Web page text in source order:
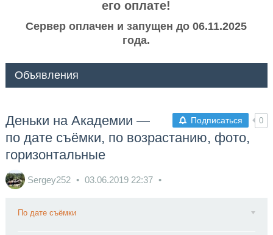
его оплате!
Сервер оплачен и запущен до 06.11.2025
года.
Объявления
Подписаться 0
Деньки на Академии —
по дате съёмки, по возрастанию, фото,
горизонтальные
Sergey252 03.06.2019 22:37
По дате съёмки